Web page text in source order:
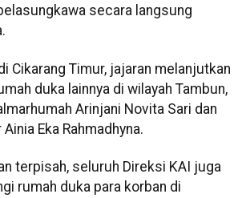
secara langsung
Cikarang Timur, jajaran melanjutkan
duka lainnya di wilayah Tambun,
Arinjani Novita Sari dan
Eka Rahmadhyna.
terpisah, seluruh Direksi KAI juga
rumah duka para korban di